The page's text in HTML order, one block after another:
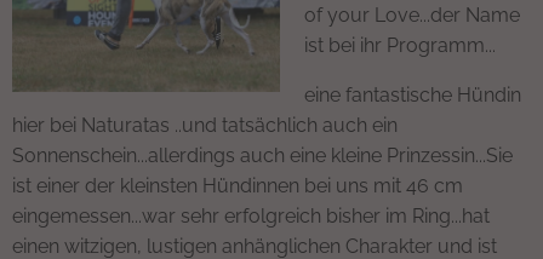
of your Love...der Name
ist bei ihr Programm...
eine fantastische Hündin
hier bei Naturatas ..und tatsächlich auch ein
Sonnenschein...allerdings auch eine kleine Prinzessin...Sie
ist einer der kleinsten Hündinnen bei uns mit 46 cm
eingemessen...war sehr erfolgreich bisher im Ring...hat
einen witzigen, lustigen anhänglichen Charakter und ist